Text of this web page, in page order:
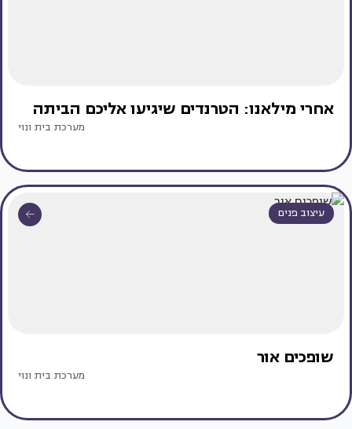
אחרי מילאנו: הטרנדים שיגיעו אליכם הביתה
מערכת בית ונוי
עיצוב פנים
שופכים אור
מערכת בית ונוי